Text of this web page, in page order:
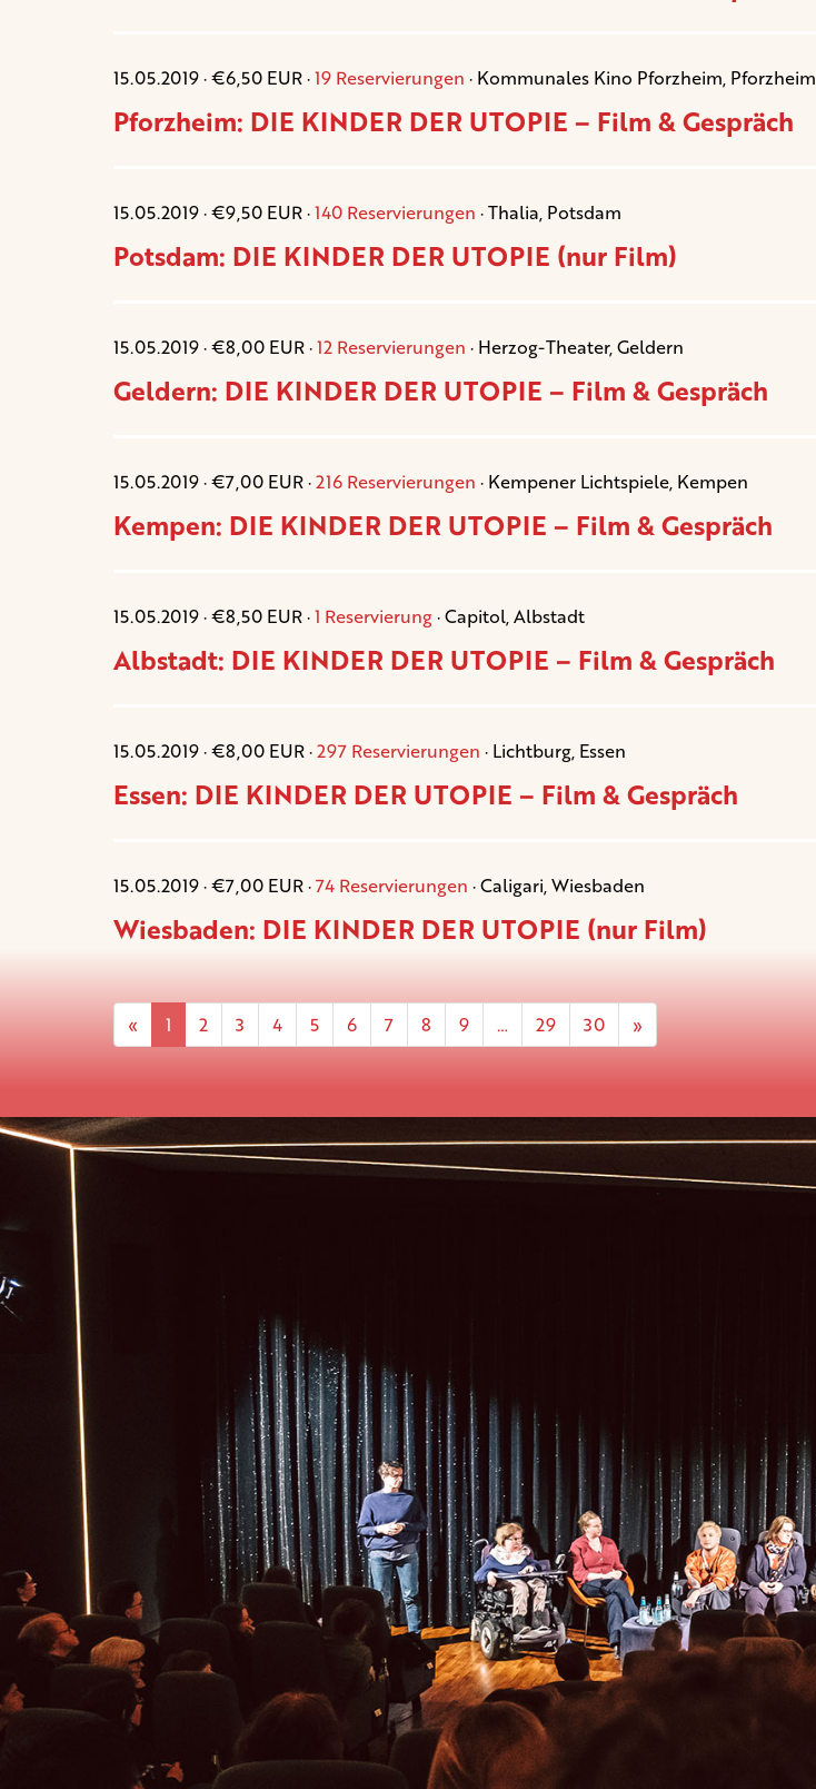
15.05.2019 · €6,50 EUR ·19 Reservierungen · Kommunales Kino Pforzheim, Pforzheim
Pforzheim: DIE KINDER DER UTOPIE – Film & Gespräch
15.05.2019 · €9,50 EUR ·140 Reservierungen · Thalia, Potsdam
Potsdam: DIE KINDER DER UTOPIE (nur Film)
15.05.2019 · €8,00 EUR ·12 Reservierungen · Herzog-Theater, Geldern
Geldern: DIE KINDER DER UTOPIE – Film & Gespräch
15.05.2019 · €7,00 EUR ·216 Reservierungen · Kempener Lichtspiele, Kempen
Kempen: DIE KINDER DER UTOPIE – Film & Gespräch
15.05.2019 · €8,50 EUR ·1 Reservierung· Capitol, Albstadt
Albstadt: DIE KINDER DER UTOPIE – Film & Gespräch
15.05.2019 · €8,00 EUR ·297 Reservierungen · Lichtburg, Essen
Essen: DIE KINDER DER UTOPIE – Film & Gespräch
15.05.2019 · €7,00 EUR ·74 Reservierungen · Caligari, Wiesbaden
Wiesbaden: DIE KINDER DER UTOPIE (nur Film)
« 1 2 3 4 5 6 7 8 9 … 29 30 »